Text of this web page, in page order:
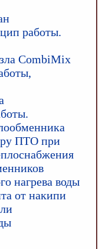
работы.
CombiMix
ПТО при
нагрева воды
от накипи